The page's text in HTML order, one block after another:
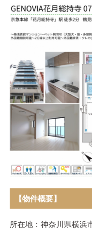
【物件概要】
所在地：神奈川県横浜